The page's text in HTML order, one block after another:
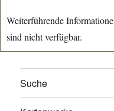
Weiterführende
sind nicht verfügbar.
Suche